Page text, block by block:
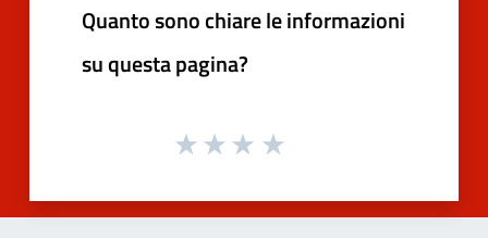
Quanto sono chiare le informazioni
su questa pagina?